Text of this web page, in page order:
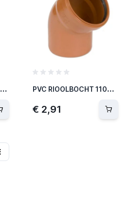
P
VC RIOOL STEEKMOF 110MM P
VC RIOOLBOCHT 110MM 45°
€ 2,91